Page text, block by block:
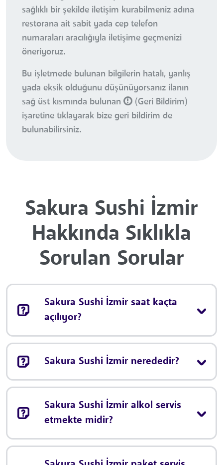
sağlıklı bir şekilde iletişim kurabilmeniz adına
restorana ait sabit yada cep telefon
numaraları aracılığıyla iletişime geçmenizi
öneriyoruz.
Bu işletmede bulunan bilgilerin hatalı, yanlış
yada eksik olduğunu düşünüyorsanız ilanın
sağ üst kısmında bulunan
(Geri Bildirim)
işaretine tıklayarak bize geri bildirim de
bulunabilirsiniz.
Sakura Sushi İzmir
Hakkında Sıklıkla
Sorulan Sorular
Sakura Sushi İzmir saat kaçta
açılıyor?
Sakura Sushi İzmir nerededir?
Sakura Sushi İzmir alkol servis
etmekte midir?